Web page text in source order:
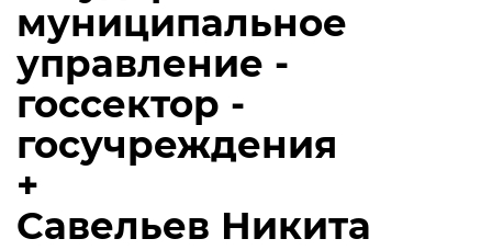
муниципальное
управление -
госсектор -
госучреждения
+
Савельев Никита